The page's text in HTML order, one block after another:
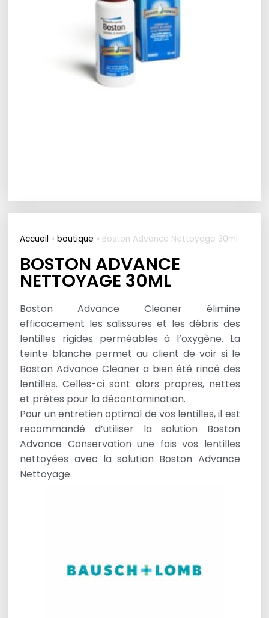
Accueil »boutique » Boston Advance Nettoyage 30ml
BOSTON ADVANCE
NETTOYAGE 30ML
Boston Advance Cleaner élimine
efficacement les salissures et les débris des
lentilles rigides perméables à l’oxygène. La
teinte blanche permet au client de voir si le
Boston Advance Cleaner a bien été rincé des
lentilles. Celles-ci sont alors propres, nettes
et prêtes pour la décontamination.
Pour un entretien optimal de vos lentilles, il est
recommandé d’utiliser la solution Boston
Advance Conservation une fois vos lentilles
nettoyées avec la solution Boston Advance
Nettoyage.